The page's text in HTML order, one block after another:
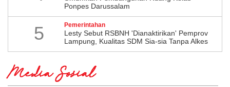
Ponpes Darussalam
5 Pemerintahan
Lesty Sebut RSBNH 'Dianaktirikan' Pemprov
Lampung, Kualitas SDM Sia-sia Tanpa Alkes
Media Sosial